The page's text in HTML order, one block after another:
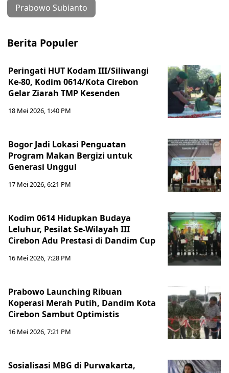
Prabowo Subianto
Berita Populer
Peringati HUT Kodam III/Siliwangi
Ke-80, Kodim 0614/Kota Cirebon
Gelar Ziarah TMP Kesenden
18 Mei 2026, 1:40 PM
Bogor Jadi Lokasi Penguatan
Program Makan Bergizi untuk
Generasi Unggul
17 Mei 2026, 6:21 PM
Kodim 0614 Hidupkan Budaya
Leluhur, Pesilat Se-Wilayah III
Cirebon Adu Prestasi di Dandim Cup
16 Mei 2026, 7:28 PM
Prabowo Launching Ribuan
Koperasi Merah Putih, Dandim Kota
Cirebon Sambut Optimistis
16 Mei 2026, 7:21 PM
Sosialisasi MBG di Purwakarta,